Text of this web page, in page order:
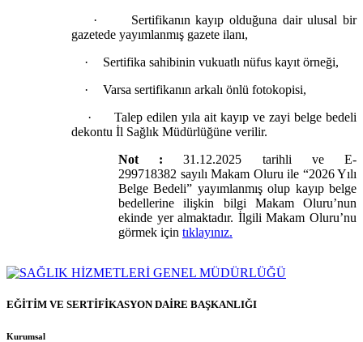
·
Sertifikanın kayıp olduğuna dair ulusal bir
gazetede yayımlanmış gazete ilanı,
·
Sertifika sahibinin vukuatlı nüfus kayıt örneği,
·
Varsa sertifikanın arkalı önlü fotokopisi,
·
Talep edilen yıla ait kayıp ve zayi belge bedeli
dekontu İl Sağlık Müdürlüğüne verilir.
Not :31.12.2025 tarihli ve E-
299718382 sayılı Makam Oluru ile “2026 Yılı
Belge Bedeli” yayımlanmış olup kayıp belge
bedellerine ilişkin bilgi Makam Oluru’nun
ekinde yer almaktadır. İlgili Makam Oluru’nu
görmek için tıklayınız.
EĞİTİM VE SERTİFİKASYON DAİRE BAŞKANLIĞI
Kurumsal